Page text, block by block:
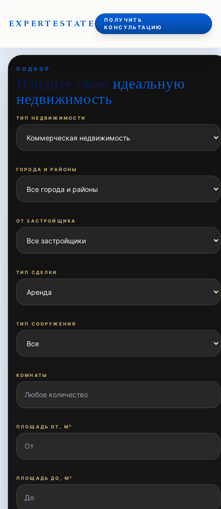
EXPERTESTATE
ПОЛУЧИТЬ
КОНСУЛЬТАЦИЮ
ПОДБОР
Найдите свою идеальную
недвижимость
ТИП НЕДВИЖИМОСТИ
ГОРОДА И РАЙОНЫ
ОТ ЗАСТРОЙЩИКА
ТИП СДЕЛКИ
ТИП СООРУЖЕНИЯ
КОМНАТЫ
ПЛОЩАДЬ ОТ, М²
ПЛОЩАДЬ ДО, М²